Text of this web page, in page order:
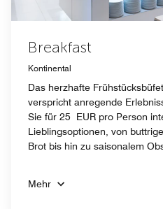
Breakfast
Kontinental
Das herzhafte
verspricht anregende
Sie für 25 EUR pro Person
Lieblingsoptionen, von
Brot bis hin zu saisonalem
Mehr